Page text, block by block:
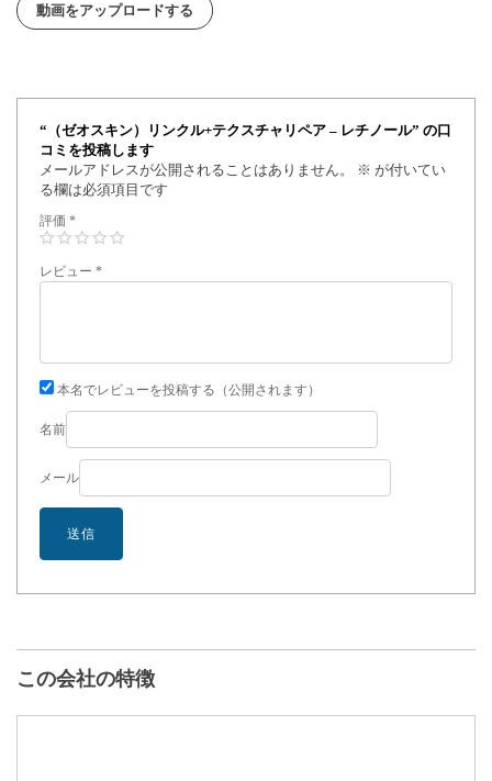
動画をアップロードする
“（ゼオスキン）リンクル+テクスチャリペア – レチノール” の口
コミを投稿します
メールアドレスが公開されることはありません。
※ が付いてい
る欄は必須項目です
評価 *
レビュー *
本名でレビューを投稿する（公開されます）
名前
メール
この会社の特徴